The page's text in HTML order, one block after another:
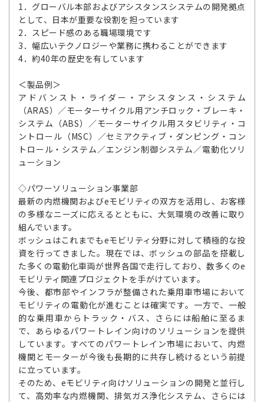
1．グローバル本部およびアシスタンスシステムの開発拠点
として、日本が重要な役割を担っています
2．スピード感のある職場環境です
3．幅広いテクノロジーや業務に携わることができます
4．約40年の歴史を有しています
＜製品例＞
アドバンスト・ライダー・アシスタンス・システム
（ARAS）／モーターサイクル用アンチロック・ブレーキ・
システム（ABS）／モーターサイクル用スタビリティ・コ
ントロール（MSC）／セミアクティブ・ダンピング・コン
トロール・システム／エンジン制御システム／電動化ソリ
ューション
◇パワーソリューション事業部
最新の内燃機関およびeモビリティの双方を活用し、お客様
の多様なニーズに応えるとともに、大気環境の改善に取り
組んでいます。
ボッシュはこれまでもeモビリティ分野に対して積極的な投
資を行ってきました。現在では、ボッシュの部品を搭載し
た多くの電動化車両が世界各国で走行しており、数多くのe
モビリティ関連プロジェクトを手がけています。
今後、都市部やインフラが整備された乗用車市場において
モビリティの電動化が進むことは確実です。一方で、一般
的な乗用車からトラック・バス、さらには船舶に至るま
で、あらゆるパワートレイン向けのソリューションを提供
しています。すべてのパワートレイン市場において、内燃
機関とモーターが今後も長期的に共存し続けるという前提
に立っています。
そのため、eモビリティ向けソリューションの開発と並行し
て、高効率な内燃機関、排気ガス浄化システム、さらには